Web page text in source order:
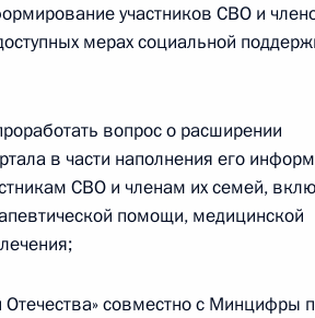
теракта в «Крокус
участников СВО и
мерах социальной
вопрос о расширении
в части наполнения его
СВО и членам их семей,
помощи, медицинской
совместно с Минцифры